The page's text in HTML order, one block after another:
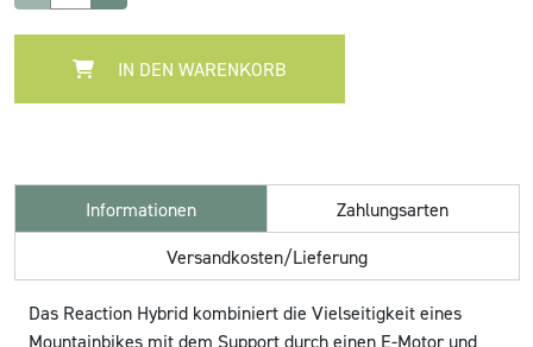
IN DEN WARENKORB
Informationen
Zahlungsarten
Versandkosten/Lieferung
Das Reaction Hybrid kombiniert die Vielseitigkeit eines
Mountainbikes mit dem Support durch einen E-Motor und